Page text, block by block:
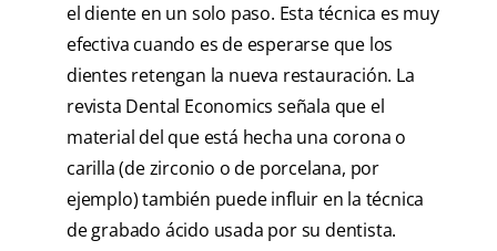
el diente en un solo paso. Esta técnica es muy
efectiva cuando es de esperarse que los
dientes retengan la nueva restauración. La
revista Dental Economics señala que el
material del que está hecha una corona o
carilla (de zirconio o de porcelana, por
ejemplo) también puede influir en la técnica
de grabado ácido usada por su dentista.